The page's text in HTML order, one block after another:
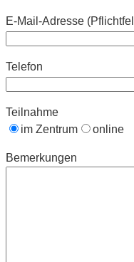
E-Mail-Adresse
Telefon
Teilnahme
im Zentrum
online
Bemerkungen